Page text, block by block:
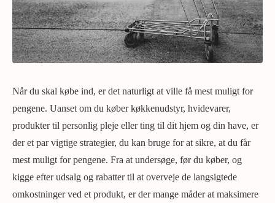
Når du skal købe ind, er det naturligt at ville få mest muligt for
pengene. Uanset om du køber køkkenudstyr, hvidevarer,
produkter til personlig pleje eller ting til dit hjem og din have, er
der et par vigtige strategier, du kan bruge for at sikre, at du får
mest muligt for pengene. Fra at undersøge, før du køber, og
kigge efter udsalg og rabatter til at overveje de langsigtede
omkostninger ved et produkt, er der mange måder at maksimere